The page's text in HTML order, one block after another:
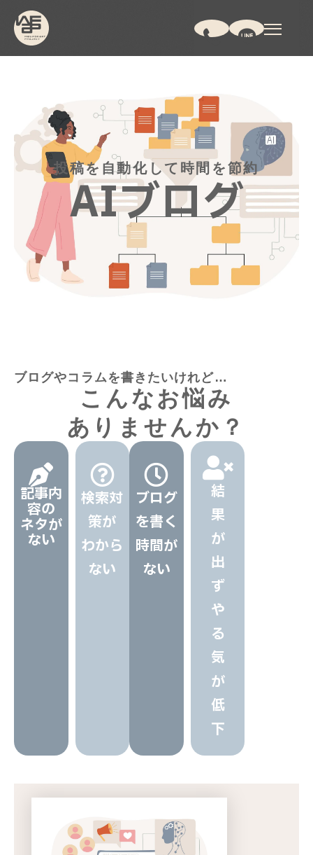
投稿を自動化して時間を節約
AIブログ
ブログやコラムを書きたいけれど…
こんなお悩み
ありませんか？
記事内
容の
ネタが
ない
検索対
策が
わから
ない
ブログ
を書く
時間が
ない​
結
果
が
出
ず
や
る
気
が
低
下